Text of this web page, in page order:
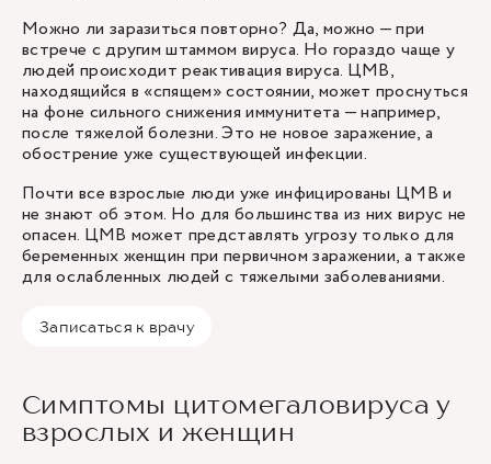
Можно ли заразиться повторно? Да, можно — при
встрече с другим штаммом вируса. Но гораздо чаще у
людей происходит реактивация вируса. ЦМВ,
находящийся в «спящем» состоянии, может проснуться
на фоне сильного снижения иммунитета — например,
после тяжелой болезни. Это не новое заражение, а
обострение уже существующей инфекции.
Почти все взрослые люди уже инфицированы ЦМВ и
не знают об этом. Но для большинства из них вирус не
опасен. ЦМВ может представлять угрозу только для
беременных женщин при первичном заражении, а также
для ослабленных людей с тяжелыми заболеваниями.
Записаться к врачу
Симптомы цитомегаловируса у
взрослых и женщин